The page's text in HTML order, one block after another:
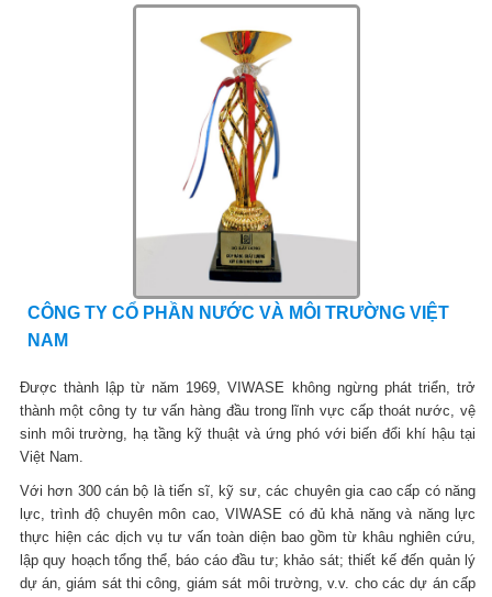
CÔNG TY CỔ PHẦN NƯỚC VÀ MÔI TRƯỜNG VIỆT
NAM
Được thành lập từ năm 1969, VIWASE không ngừng phát triển, trở
thành một công ty tư vấn hàng đầu trong lĩnh vực cấp thoát nước, vệ
sinh môi trường, hạ tầng kỹ thuật và ứng phó với biến đổi khí hậu tại
Việt Nam.
Với hơn 300 cán bộ là tiến sĩ, kỹ sư, các chuyên gia cao cấp có năng
lực, trình độ chuyên môn cao, VIWASE có đủ khả năng và năng lực
thực hiện các dịch vụ tư vấn toàn diện bao gồm từ khâu nghiên cứu,
lập quy hoạch tổng thể, báo cáo đầu tư; khảo sát; thiết kế đến quản lý
dự án, giám sát thi công, giám sát môi trường, v.v. cho các dự án cấp